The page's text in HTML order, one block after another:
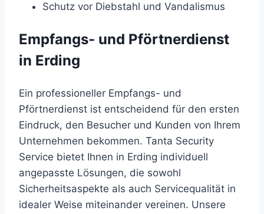
Schutz vor Diebstahl und Vandalismus
Empfangs- und Pförtnerdienst
in Erding
Ein professioneller Empfangs- und
Pförtnerdienst ist entscheidend für den ersten
Eindruck, den Besucher und Kunden von Ihrem
Unternehmen bekommen. Tanta Security
Service bietet Ihnen in Erding individuell
angepasste Lösungen, die sowohl
Sicherheitsaspekte als auch Servicequalität in
idealer Weise miteinander vereinen. Unsere